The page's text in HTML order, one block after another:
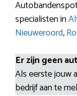
specialisten in
Nieuweroord,
Er zijn geen
Als eerste jouw
bedrijf aan te